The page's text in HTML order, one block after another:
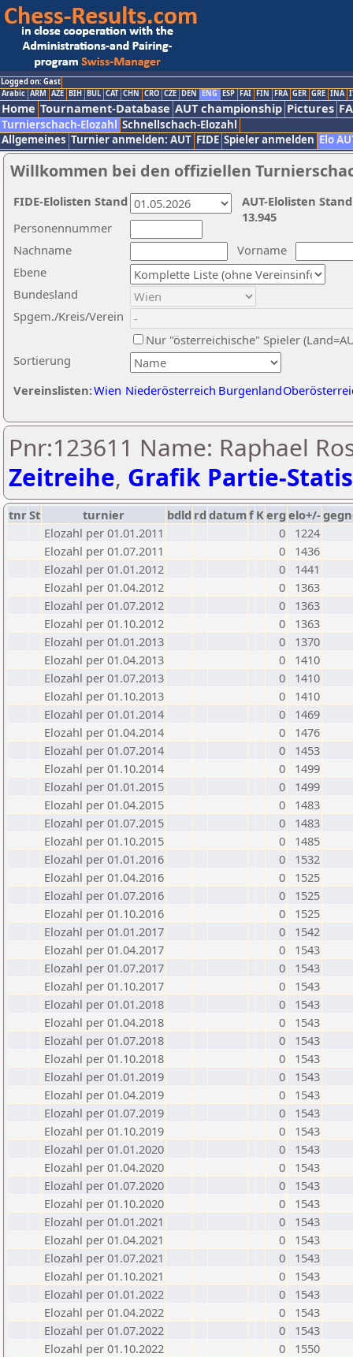
Logged on: Gast
Arabic ARM AZE BIH BUL CAT CHN CRO CZE DEN ENG ESP FAI FIN FRA GER GRE INA
Home Tournament-Database AUT championship Pictures
Turnierschach-Elozahl Schnellschach-Elozahl
Allgemeines Turnier anmelden: AUT FIDE Spieler anmelden Elo
Willkommen bei den offiziellen
Nachname
Vorname
Ebene
Sortierung
Personennummer
Bundesland
Spgem./Kreis/Verein
Nur "österreichische" Spieler
Vereinslisten:Wien Niederösterreich Burgenland
AUT-Elolisten
13.945
FIDE-Elolisten Stand
Pnr:123611 Name: Raphael
Zeitreihe, Grafik Partie-
tnrSt turnier bdld rd datumf Kerg elo+/-
Elozahl per 01.01.2011
0
1224
Elozahl per 01.07.2011
0
1436
Elozahl per 01.01.2012
0
1441
Elozahl per 01.04.2012
0
1363
Elozahl per 01.07.2012
0
1363
Elozahl per 01.10.2012
0
1363
Elozahl per 01.01.2013
0
1370
Elozahl per 01.04.2013
0
1410
Elozahl per 01.07.2013
0
1410
Elozahl per 01.10.2013
0
1410
Elozahl per 01.01.2014
0
1469
Elozahl per 01.04.2014
0
1476
Elozahl per 01.07.2014
0
1453
Elozahl per 01.10.2014
0
1499
Elozahl per 01.01.2015
0
1499
Elozahl per 01.04.2015
0
1483
Elozahl per 01.07.2015
0
1483
Elozahl per 01.10.2015
0
1485
Elozahl per 01.01.2016
0
1532
Elozahl per 01.04.2016
0
1525
Elozahl per 01.07.2016
0
1525
Elozahl per 01.10.2016
0
1525
Elozahl per 01.01.2017
0
1542
Elozahl per 01.04.2017
0
1543
Elozahl per 01.07.2017
0
1543
Elozahl per 01.10.2017
0
1543
Elozahl per 01.01.2018
0
1543
Elozahl per 01.04.2018
0
1543
Elozahl per 01.07.2018
0
1543
Elozahl per 01.10.2018
0
1543
Elozahl per 01.01.2019
0
1543
Elozahl per 01.04.2019
0
1543
Elozahl per 01.07.2019
0
1543
Elozahl per 01.10.2019
0
1543
Elozahl per 01.01.2020
0
1543
Elozahl per 01.04.2020
0
1543
Elozahl per 01.07.2020
0
1543
Elozahl per 01.10.2020
0
1543
Elozahl per 01.01.2021
0
1543
Elozahl per 01.04.2021
0
1543
Elozahl per 01.07.2021
0
1543
Elozahl per 01.10.2021
0
1543
Elozahl per 01.01.2022
0
1543
Elozahl per 01.04.2022
0
1543
Elozahl per 01.07.2022
0
1543
Elozahl per 01.10.2022
0
1550